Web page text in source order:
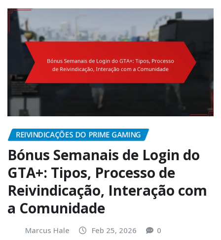
REIVINDICAÇÕES DO PRIME GAMING
Bónus Semanais de Login do
GTA+: Tipos, Processo de
Reivindicação, Interação com
a Comunidade
Marcus Hale Feb 25, 2026 0